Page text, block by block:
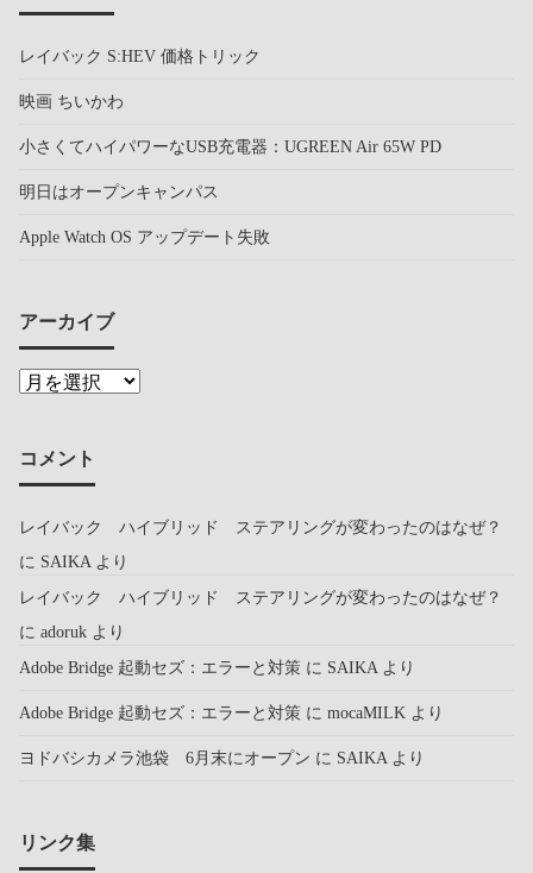
レイバック S:HEV 価格トリック
映画 ちいかわ
小さくてハイパワーなUSB充電器：UGREEN Air 65W PD
明日はオープンキャンパス
Apple Watch OS アップデート失敗
アーカイブ
コメント
レイバック ハイブリッド ステアリングが変わったのはなぜ？
に SAIKA より
レイバック ハイブリッド ステアリングが変わったのはなぜ？
に adoruk より
Adobe Bridge 起動セズ：エラーと対策 に SAIKA より
Adobe Bridge 起動セズ：エラーと対策 に mocaMILK より
ヨドバシカメラ池袋 6月末にオープン に SAIKA より
リンク集